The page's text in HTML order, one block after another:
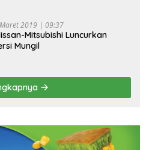
2019 | 09:37
Mitsubishi Luncurkan
Mungil